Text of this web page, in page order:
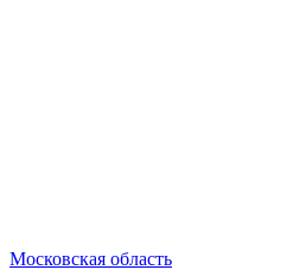
Московская область